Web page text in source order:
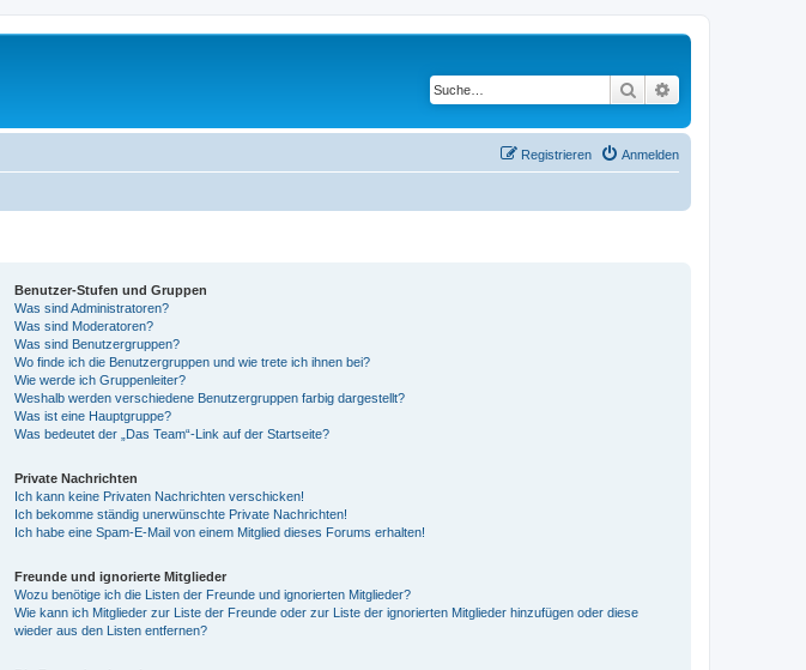
Suche
Anmelden
Registrieren
Benutzer-Stufen und Gruppen
Was sind Administratoren?
Was sind Moderatoren?
Was sind Benutzergruppen?
Wo finde ich die Benutzergruppen und wie trete ich ihnen bei?
Wie werde ich Gruppenleiter?
Weshalb werden verschiedene Benutzergruppen farbig dargestellt?
Was ist eine Hauptgruppe?
Was bedeutet der „Das Team“-Link auf der Startseite?
Private Nachrichten
Ich kann keine Privaten Nachrichten verschicken!
Ich bekomme ständig unerwünschte Private Nachrichten!
Ich habe eine Spam-E-Mail von einem Mitglied dieses Forums erhalten!
Freunde und ignorierte Mitglieder
Wozu benötige ich die Listen der Freunde und ignorierten Mitglieder?
Wie kann ich Mitglieder zur Liste der Freunde oder zur Liste der ignorierten Mitglieder hinzufügen oder diese
wieder aus den Listen entfernen?